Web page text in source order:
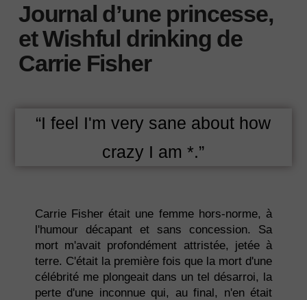
Journal d’une princesse,
et Wishful drinking de
Carrie Fisher
“I feel I'm very sane about how
crazy I am *.”
Carrie Fisher était une femme hors-norme, à
l'humour décapant et sans concession. Sa
mort m'avait profondément attristée, jetée à
terre. C'était la première fois que la mort d'une
célébrité me plongeait dans un tel désarroi, la
perte d'une inconnue qui, au final, n'en était